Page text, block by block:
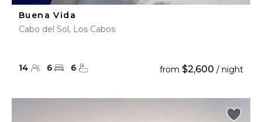
Buena Vida
Cabo del Sol, Los Cabos
14 6 6 from $2,600 / night